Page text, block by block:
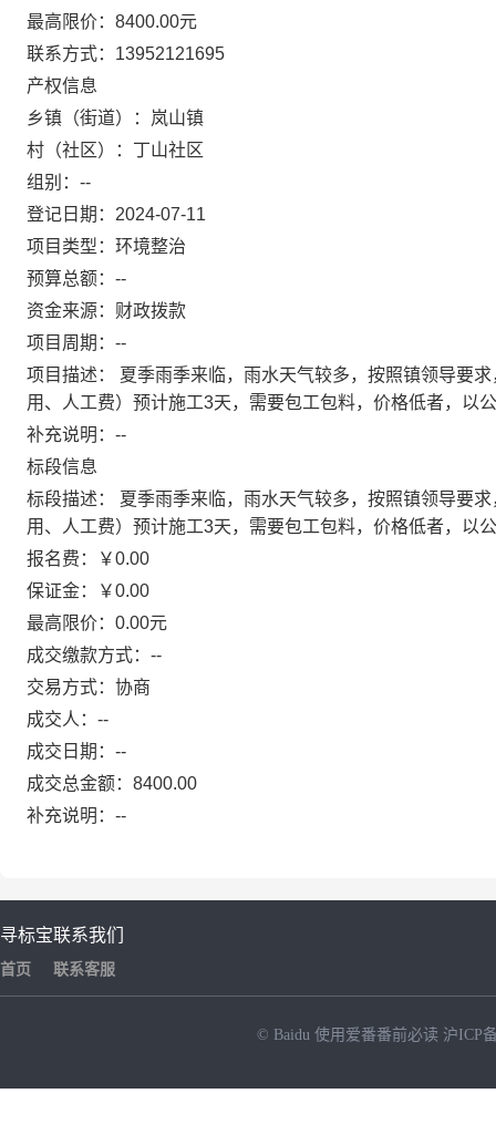
最高限价：8400.00元
联系方式：13952121695
产权信息
乡镇（街道）：岚山镇
村（社区）：丁山社区
组别：--
登记日期：2024-07-11
项目类型：环境整治
预算总额：--
资金来源：财政拨款
项目周期：--
项目描述： 夏季雨季来临，雨水天气较多，按照镇领导要
用、人工费）预计施工3天，需要包工包料，价格低者，以
补充说明：--
标段信息
标段描述： 夏季雨季来临，雨水天气较多，按照镇领导要
用、人工费）预计施工3天，需要包工包料，价格低者，以
报名费：￥0.00
保证金：￥0.00
最高限价：0.00元
成交缴款方式：--
交易方式：协商
成交人：--
成交日期：--
成交总金额：8400.00
补充说明：--
寻标宝
首页
联系我们
联系客服
© Baidu 使用爱番番前必读 沪ICP